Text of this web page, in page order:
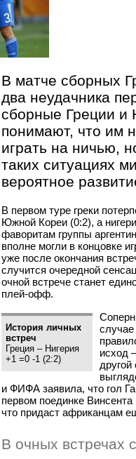
В матче сборных
два неудачника
сборные Греции и
понимают, что им
играть на ничью,
таких ситуациях
вероятное
В первом туре греки
Южной Кореи (0:2), а
фаворитам группы
вполне могли в концовке
уже после окончания
случится очередной
очной встрече станет
плей-офф.
История личных
встреч
Греция – Нигерия
+1 =0 -1 (2:2)
случае
исход
и ФИФА заявила, что гол
первом поединке
что придаст африканцам
В очных встречах